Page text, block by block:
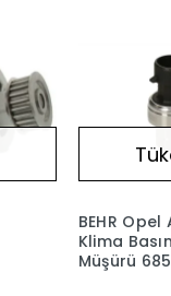
BEHR
Klima
Müşürü